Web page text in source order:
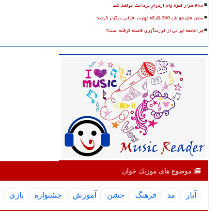
۴۵۰ هزار فقره وام ازدواج پرداخت خواهد شد
سمن های جوانان 250 کارگاه مهارت افزایی برگزار کردند
چرا جامعه ایرانی از فرزندآوری فاصله گرفته است؟
موضوع های موزیك خوان
آثار مد فرهنگ جشن آموزش جشنواره بازی